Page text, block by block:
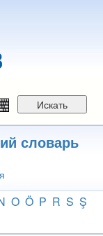
Искать
словарь
O Ö P R S Ş